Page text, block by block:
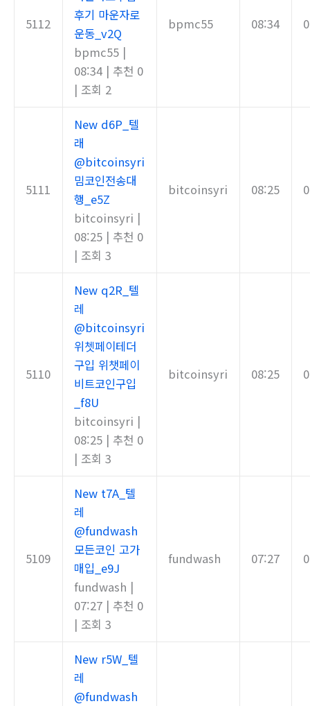
5112
후기 마운자로
운동_v2Q
bpmc55 |
08:34 | 추천 0
| 조회 2
bpmc55 08:34 0
5111
New d6P_텔
래
@bitcoinsyri
밈코인전송대
행_e5Z
bitcoinsyri |
08:25 | 추천 0
| 조회 3
bitcoinsyri 08:25 0
5110
New q2R_텔
레
@bitcoinsyri
위쳇페이테더
구입 위챗페이
비트코인구입
_f8U
bitcoinsyri |
08:25 | 추천 0
| 조회 3
bitcoinsyri 08:25 0
5109
New t7A_텔
레
@fundwash
모든코인 고가
매입_e9J
fundwash |
07:27 | 추천 0
| 조회 3
fundwash 07:27 0
New r5W_텔
레
@fundwash